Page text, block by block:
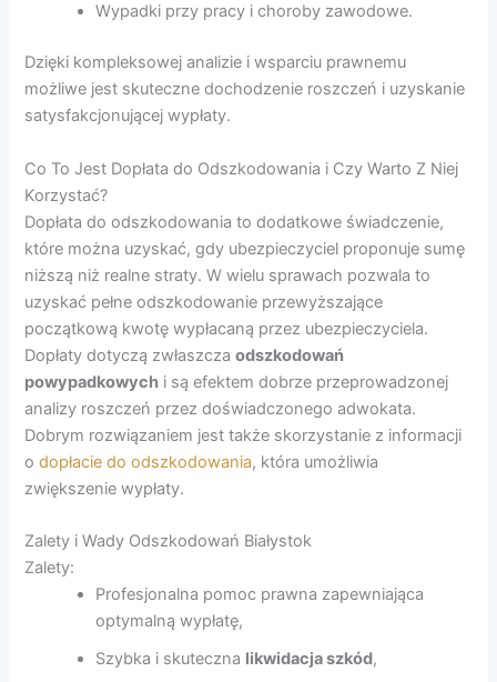
Wypadki przy pracy i choroby zawodowe.
Dzięki kompleksowej analizie i wsparciu prawnemu
możliwe jest skuteczne dochodzenie roszczeń i uzyskanie
satysfakcjonującej wypłaty.
Co To Jest Dopłata do Odszkodowania i Czy Warto Z Niej
Korzystać?
Dopłata do odszkodowania to dodatkowe świadczenie,
które można uzyskać, gdy ubezpieczyciel proponuje sumę
niższą niż realne straty. W wielu sprawach pozwala to
uzyskać pełne odszkodowanie przewyższające
początkową kwotę wypłacaną przez ubezpieczyciela.
Dopłaty dotyczą zwłaszczaodszkodowań
powypadkowych i są efektem dobrze przeprowadzonej
analizy roszczeń przez doświadczonego adwokata.
Dobrym rozwiązaniem jest także skorzystanie z informacji
odopłacie do odszkodowania, która umożliwia
zwiększenie wypłaty.
Zalety i Wady Odszkodowań Białystok
Zalety:
Profesjonalna pomoc prawna zapewniająca
optymalną wypłatę,
Szybka i skuteczna likwidacja szkód,